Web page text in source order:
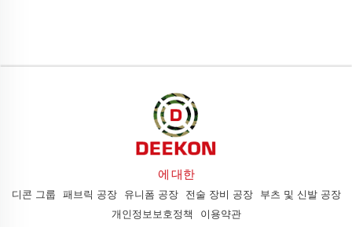
에 대한
디콘 그룹 패브릭 공장 유니폼 공장 전술 장비 공장
부츠 및 신발 공장
개인정보보호정책
이용약관